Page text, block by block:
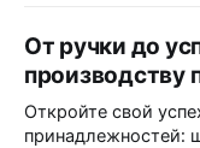
От ручки до
производству
Откройте свой
принадлежностей: